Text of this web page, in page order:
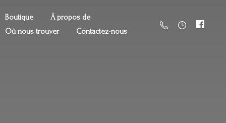
Boutique
À propos de
Où nous trouver
Contactez-nous